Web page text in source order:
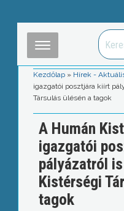
Kezdőlap » Hírek -
igazgatói posztjára kiírt
Társulás ülésén a tagok
A Humán
igazgatói
pályázatról
Kistérségi
tagok